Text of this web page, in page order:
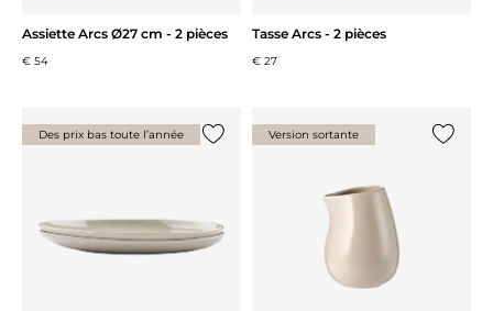
Assiette Arcs Ø27 cm - 2 pièces
€ 54
Tasse Arcs - 2 pièces
€ 27
Des prix bas toute l’année Version sortante